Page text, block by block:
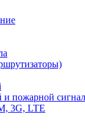
пожарной
3G, LTE